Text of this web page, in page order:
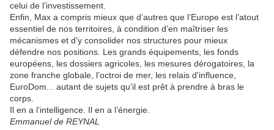
celui de l’investissement.
Enfin, Max a compris mieux que d’autres que l’Europe est l’atout
essentiel de nos territoires, à condition d’en maîtriser les
mécanismes et d’y consolider nos structures pour mieux
défendre nos positions. Les grands équipements, les fonds
européens, les dossiers agricoles, les mesures dérogatoires, la
zone franche globale, l’octroi de mer, les relais d'influence,
EuroDom... autant de sujets qu’il est prêt à prendre à bras le
corps.
Il en a l’intelligence. Il en a l’énergie.
Emmanuel de REYNAL